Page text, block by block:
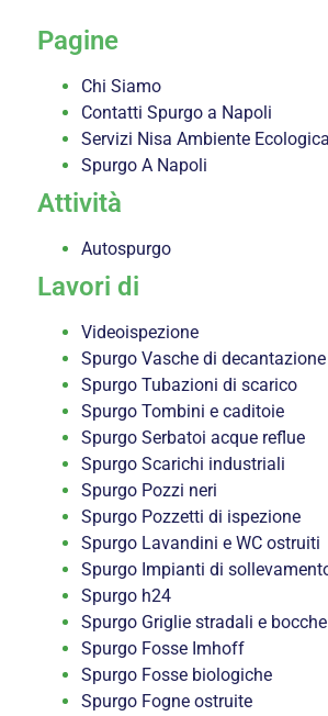
Pagine
Chi Siamo
Contatti Spurgo a Napoli
Servizi Nisa Ambiente
Spurgo A Napoli
Attività
Autospurgo
Lavori di
Videoispezione
Spurgo Vasche di decantazione
Spurgo Tubazioni di scarico
Spurgo Tombini e caditoie
Spurgo Serbatoi acque reflue
Spurgo Scarichi industriali
Spurgo Pozzi neri
Spurgo Pozzetti di ispezione
Spurgo Lavandini e WC ostruiti
Spurgo Impianti di
Spurgo h24
Spurgo Griglie stradali e
Spurgo Fosse Imhoff
Spurgo Fosse biologiche
Spurgo Fogne ostruite